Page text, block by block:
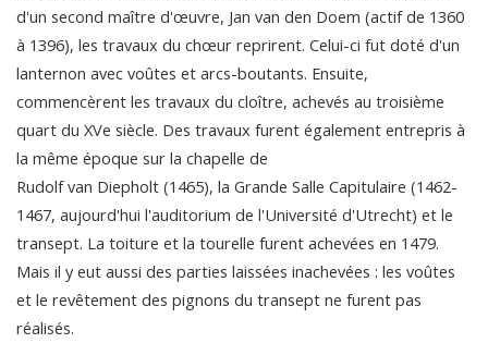
d'un second maître d'œuvre, Jan van den Doem (actif de 1360
à 1396), les travaux du chœur reprirent. Celui-ci fut doté d'un
lanternon avec voûtes et arcs-boutants. Ensuite,
commencèrent les travaux du cloître, achevés au troisième
quart du XVe siècle. Des travaux furent également entrepris à
la même époque sur la chapelle de
Rudolf van Diepholt (1465), la Grande Salle Capitulaire (1462-
1467, aujourd'hui l'auditorium de l'Université d'Utrecht) et le
transept. La toiture et la tourelle furent achevées en 1479.
Mais il y eut aussi des parties laissées inachevées : les voûtes
et le revêtement des pignons du transept ne furent pas
réalisés.